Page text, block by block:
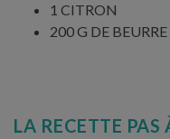
1 CITRON
200 G DE BEURRE
LA RECETTE PAS